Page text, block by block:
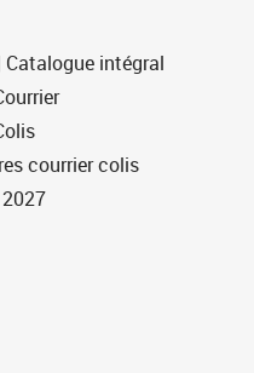
intégral
courrier colis